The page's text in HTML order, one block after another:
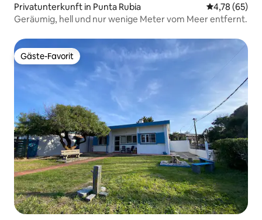
Privatunterkunft in Punta Rubia
4,78 (65)
Geräumig, hell und nur wenige Meter vom Meer entfernt.
Gäste-Favorit
Gäste-Favorit